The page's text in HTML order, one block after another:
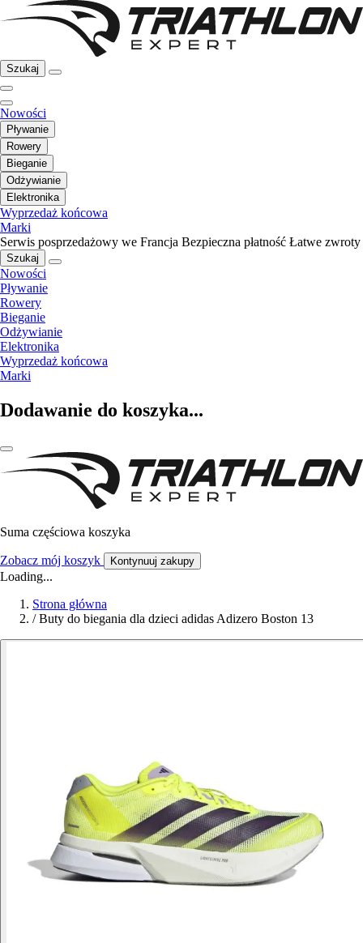
Szukaj
Nowości
Pływanie
Rowery
Bieganie
Odżywianie
Elektronika
Wyprzedaż końcowa
Marki
Serwis posprzedażowy we Francja Bezpieczna płatność Łatwe zwroty
Szukaj
Nowości
Pływanie
Rowery
Bieganie
Odżywianie
Elektronika
Wyprzedaż końcowa
Marki
Dodawanie do koszyka...
Suma częściowa koszyka
Zobacz mój koszyk Kontynuuj zakupy
Loading...
Strona główna
/ Buty do biegania dla dzieci adidas Adizero Boston 13